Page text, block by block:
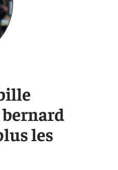
les